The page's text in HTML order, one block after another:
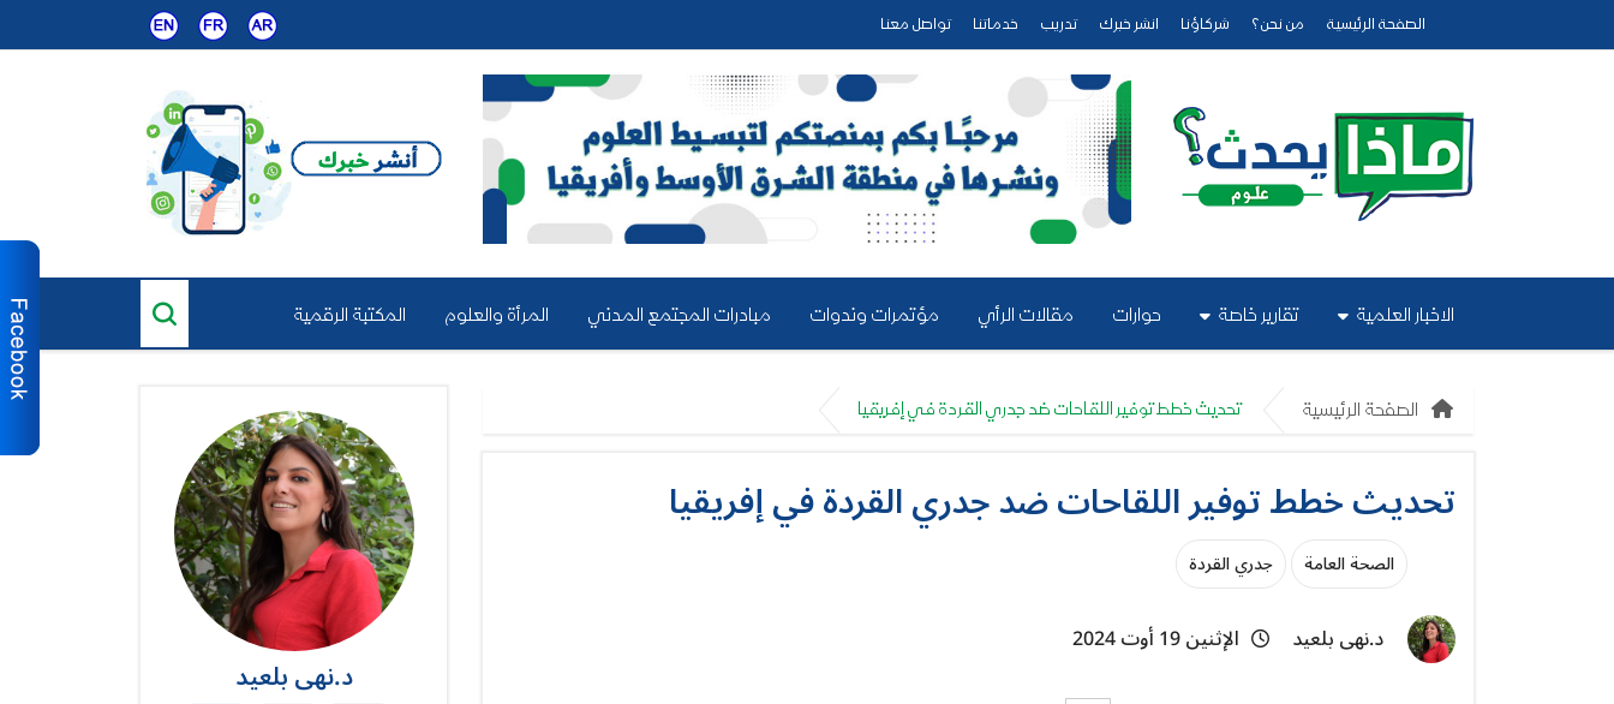
الصفحة الرئيسية من نحن؟ شركاؤنا انشر خبرك تدريب خدماتنا تواصل معنا
الاخبار العلمية تقارير خاصة حوارات مقالات الرأي مؤتمرات وندوات مبادرات المجتمع المدني المرأة والعلوم المكتبة الرقمية
الصفحة الرئيسية تحديث خطط توفير اللقاحات ضد جدري القردة في إفريقيا
تحديث خطط توفير اللقاحات ضد جدري القردة في إفريقيا
الصحة العامة جدري القردة
د.نهى بلعيد الإثنين 19 أوت 2024
د.نهى بلعيد